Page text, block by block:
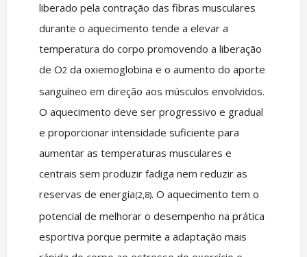
liberado pela contração das fibras musculares
durante o aquecimento tende a elevar a
temperatura do corpo promovendo a liberação
de O2da oxiemoglobina e o aumento do aporte
sanguíneo em direção aos músculos envolvidos.
O aquecimento deve ser progressivo e gradual
e proporcionar intensidade suficiente para
aumentar as temperaturas musculares e
centrais sem produzir fadiga nem reduzir as
reservas de energia(2,8). O aquecimento tem o
potencial de melhorar o desempenho na prática
esportiva porque permite a adaptação mais